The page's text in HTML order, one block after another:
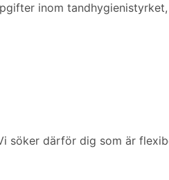
inom
söker därför dig som är